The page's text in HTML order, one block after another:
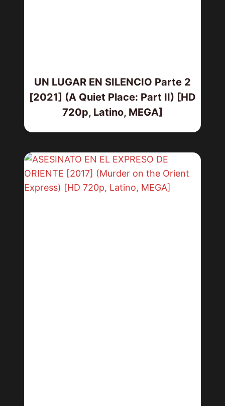
UN LUGAR EN SILENCIO Parte 2
[2021] (A Quiet Place: Part II) [HD
720p, Latino, MEGA]